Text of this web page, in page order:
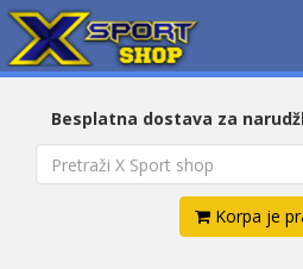
Besplatna dostava za
Korpa je